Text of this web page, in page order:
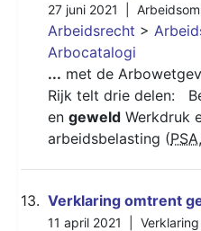
27 juni 2021 |
Arbeidsrecht >
Arbocatalogi
... met de
Rijk telt drie delen:
en geweld Werkdruk
arbeidsbelasting (PSA
13. Verklaring omtrent
11 april 2021 |